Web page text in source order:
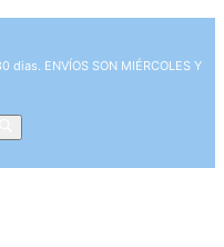
ENVÍOS SON MIÉRCOLES Y